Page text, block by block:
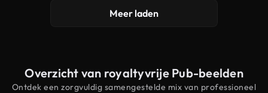
Meer laden
Overzicht van royaltyvrije Pub-beelden
Ontdek een zorgvuldig samengestelde mix van professioneel